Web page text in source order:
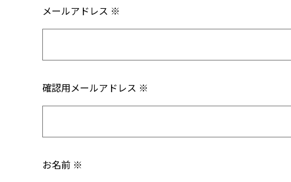
メールアドレス ※
確認用メールアドレス ※
お名前 ※